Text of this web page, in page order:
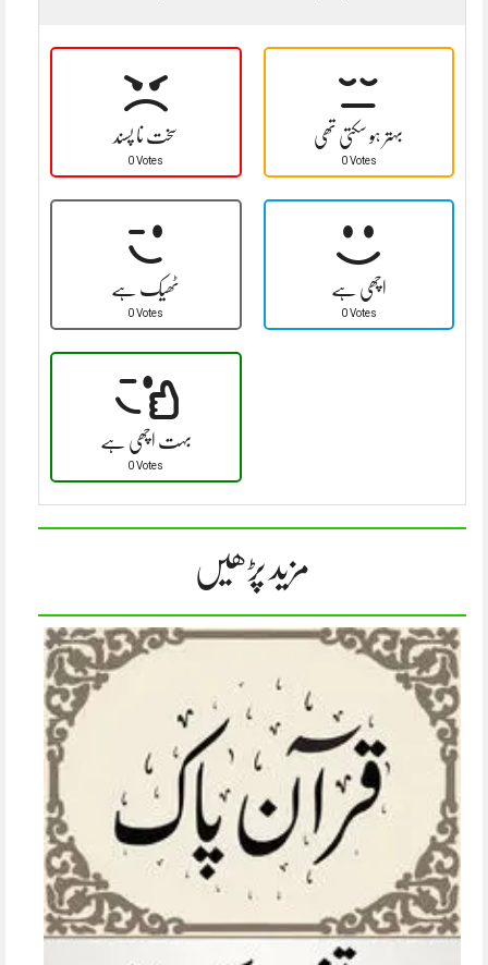
سخت نا پسند
0 Votes
بہتر ہو سکتی تھی
0 Votes
ٹھیک ہے
0 Votes
اچھی ہے
0 Votes
بہت اچھی ہے
0 Votes
مزید پڑھیں